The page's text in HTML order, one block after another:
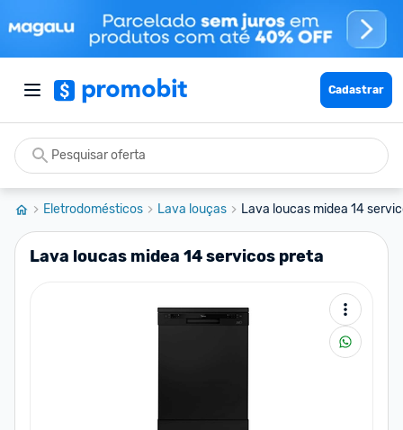
Cadastrar
Eletrodomésticos Lava louças Lava loucas midea 14
Lava loucas midea 14 servicos preta